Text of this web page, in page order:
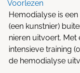
Voorlezen
Hemodialyse is
(een kunstnier)
nieren uitvoert. Met
intensieve training
de hemodialyse